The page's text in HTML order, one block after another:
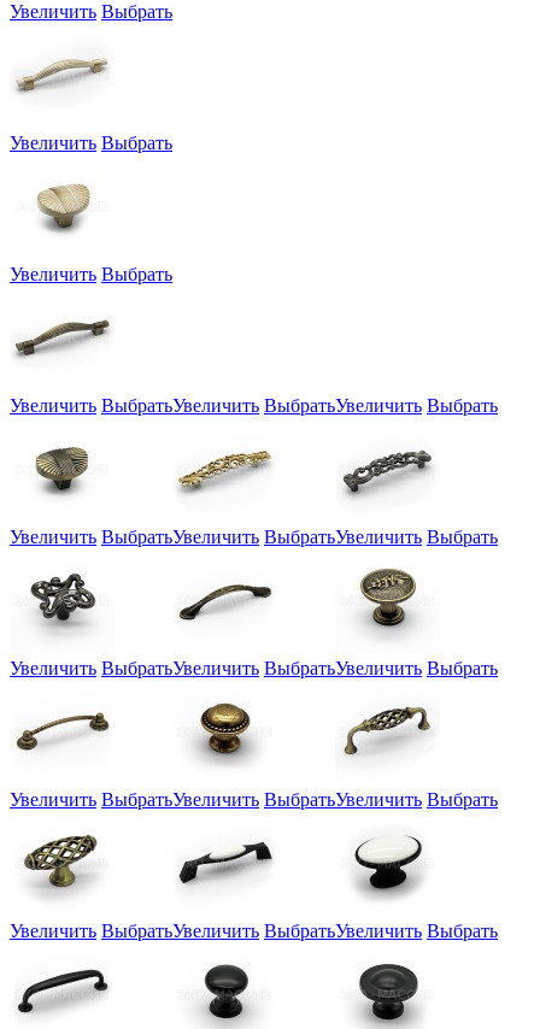
Увеличить Выбрать
Увеличить Выбрать
Увеличить Выбрать
Увеличить ВыбратьУвеличить ВыбратьУвеличить Выбрать
Увеличить ВыбратьУвеличить ВыбратьУвеличить Выбрать
Увеличить ВыбратьУвеличить ВыбратьУвеличить Выбрать
Увеличить ВыбратьУвеличить ВыбратьУвеличить Выбрать
Увеличить ВыбратьУвеличить ВыбратьУвеличить Выбрать